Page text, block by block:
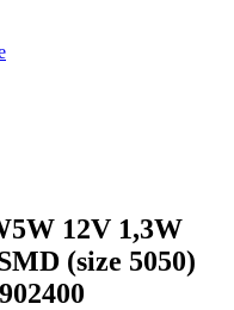
12V 1,3W
(size 5050)